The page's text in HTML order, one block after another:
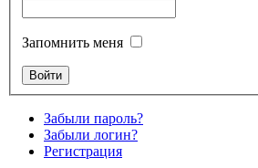
Snake Didgeridoo
€711.00
Вы экономите: €79.00
Запомнить меня
Забыли пароль?
Забыли логин?
Регистрация